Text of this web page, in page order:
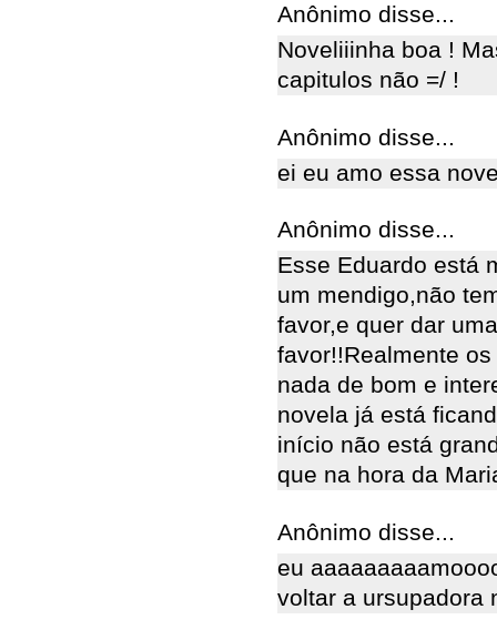
Anônimo disse...
Noveliiinha boa !
capitulos não =/ !
Anônimo disse...
ei eu amo essa
Anônimo disse...
Esse Eduardo está
um mendigo,não
favor,e quer dar
favor!!Realmente
nada de bom e
novela já está
início não está
que na hora da
Anônimo disse...
eu
voltar a ursupadora